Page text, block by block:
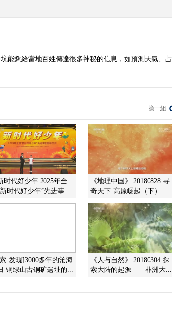
2012-05-31 19:09:07
《地理中国》 20120530
转动的山门
2012-05-30 18:39:06
《地理中国》 20120529
奇怪的火球（下）
2012-05-29 18:49:53
《地理中国》 20120527
深谷险境
2012-05-29 17:12:11
能夠給當地百姓傳達很多神秘的信息，如預測天氣、占
換一組
时代好少年 2025年全
新时代好少年”先进事...
《地理中国》 20180828 寻
奇天下·高原崛起（下）
·发现]3000多年的沧海
铜绿山古铜矿遗址的...
《人与自然》 20180304 探
索大陆的起源——非洲大...